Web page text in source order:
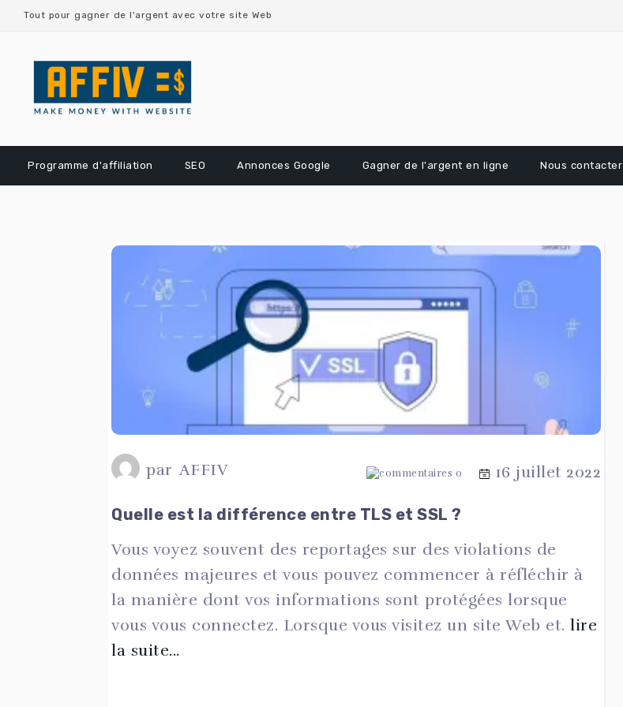
Tout pour gagner de l'argent avec votre site Web
Programme d'affiliation SEO Annonces Google Gagner de l'argent en ligne Nous contacter
par AFFIV 0 16 juillet 2022
Quelle est la différence entre TLS et SSL ?
Vous voyez souvent des reportages sur des violations de
données majeures et vous pouvez commencer à réfléchir à
la manière dont vos informations sont protégées lorsque
vous vous connectez. Lorsque vous visitez un site Web et. lire
la suite...